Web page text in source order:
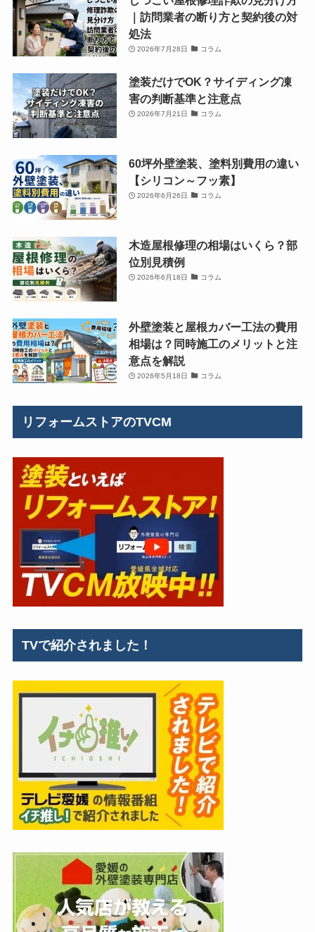
｜訪問業者の断り方と契約後の対
処法
2026年7月28日 コラム
塗装だけでOK？サイディング凍
害の判断基準と注意点
2026年7月21日 コラム
60坪外壁塗装、塗料別費用の違い
【シリコン～フッ素】
2026年6月26日 コラム
木造屋根修理の相場はいくら？部
位別見積例
2026年6月18日 コラム
外壁塗装と屋根カバー工法の費用
相場は？同時施工のメリットと注
意点を解説
2026年5月18日 コラム
リフォームストアのTVCM
TVで紹介されました！